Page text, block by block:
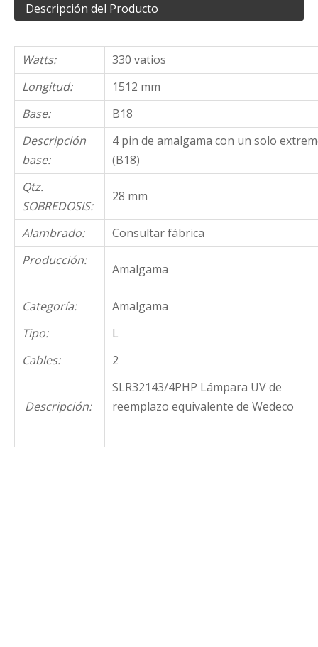
Descripción del Producto
Watts:
330 vatios
Longitud:
1512 mm
Base:
B18
Descripción
base:
4 pin de amalgama con un solo
(B18)
Qtz.
SOBREDOSIS:
28 mm
Alambrado:
Consultar fábrica
Producción:
Amalgama
Categoría:
Amalgama
Tipo:
L
Cables:
2
Descripción:
SLR32143/4PHP Lámpara UV de
reemplazo equivalente de Wedeco